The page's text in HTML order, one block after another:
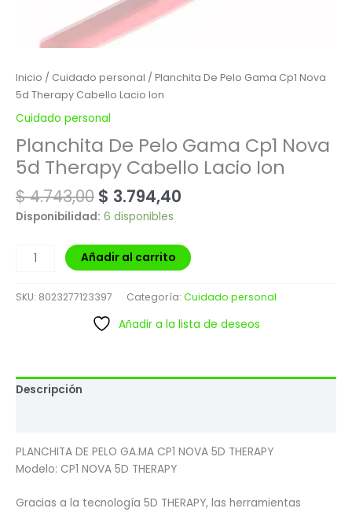
Inicio / Cuidado personal / Planchita De Pelo Gama Cp1 Nova
5d Therapy Cabello Lacio Ion
Cuidado personal
Planchita De Pelo Gama Cp1 Nova
5d Therapy Cabello Lacio Ion
$4.743,00 $ 3.794,40
Disponibilidad: 6 disponibles
Añadir al carrito
SKU: 8023277123397 Categoría: Cuidado personal
Añadir a la lista de deseos
Descripción
PLANCHITA DE PELO GA.MA CP1 NOVA 5D THERAPY
Modelo: CP1 NOVA 5D THERAPY
Gracias a la tecnología 5D THERAPY, las herramientas